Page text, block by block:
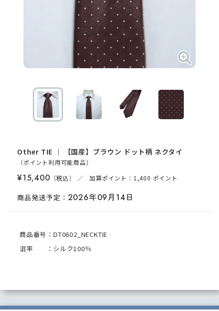
Other TIE ｜ 【国産】ブラウン ドット柄 ネクタイ
（ポイント利用可能商品）
¥15,400 ／ 加算ポイント：1,400 ポイント
商品発送予定： 2026年09月14日
商品番号：DT0602_NECKTIE
混率 ：シルク100％